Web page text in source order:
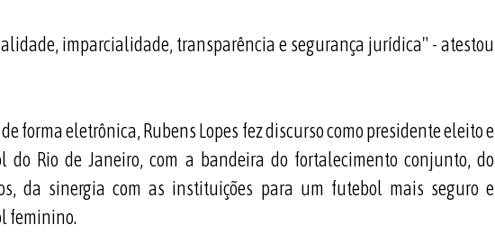
imparcialidade, transparência e segurança jurídica" - atestou
forma eletrônica, Rubens Lopes fez discurso como presidente eleito e
do Rio de Janeiro, com a bandeira do fortalecimento conjunto, do
da sinergia com as instituições para um futebol mais seguro e
feminino.